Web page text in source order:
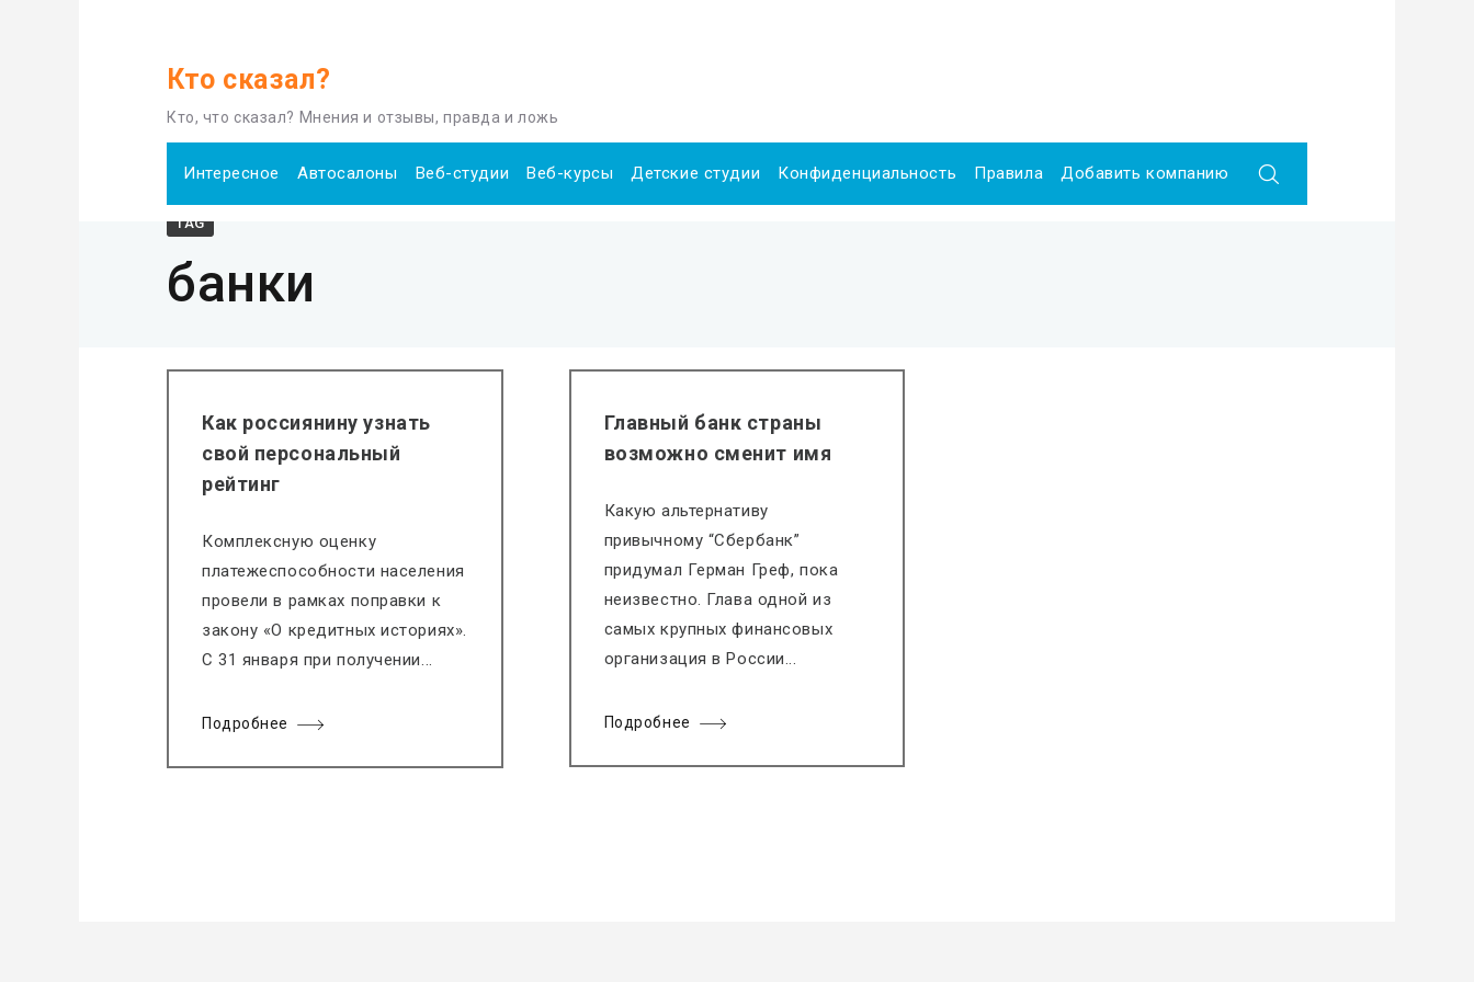
Кто сказал?
Кто, что сказал? Мнения и отзывы, правда и ложь
Интересное Автосалоны Веб-студии Веб-курсы Детские студии Конфиденциальность Правила Добавить компанию
TAG
банки
Как россиянину узнать
свой персональный
рейтинг
Комплексную оценку
платежеспособности населения
провели в рамках поправки к
закону «О кредитных историях».
С 31 января при получении...
Подробнее
Главный банк страны
возможно сменит имя
Какую альтернативу
привычному “Сбербанк”
придумал Герман Греф, пока
неизвестно. Глава одной из
самых крупных финансовых
организация в России...
Подробнее